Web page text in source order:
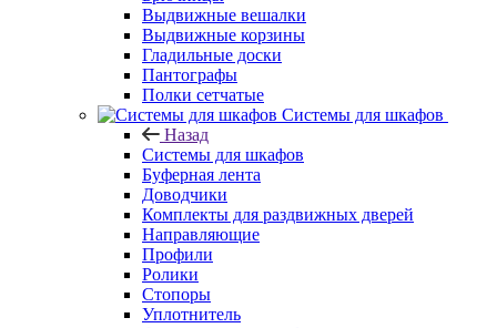
Выдвижные вешалки
Выдвижные корзины
Гладильные доски
Пантографы
Полки сетчатые
Системы для шкафов
Назад
Системы для шкафов
Буферная лента
Доводчики
Комплекты для раздвижных дверей
Направляющие
Профили
Ролики
Стопоры
Уплотнитель